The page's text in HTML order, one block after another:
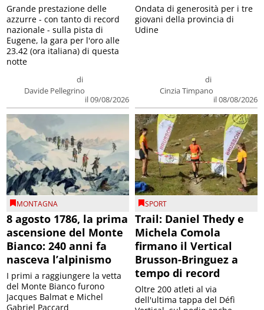
di
Davide Pellegrino
il 09/08/2026
Grande prestazione delle
azzurre - con tanto di record
nazionale - sulla pista di
Eugene, la gara per l'oro alle
23.42 (ora italiana) di questa
notte
di
Cinzia Timpano
il 08/08/2026
Ondata di generosità per i tre
giovani della provincia di
Udine
MONTAGNA
8 agosto 1786, la prima
ascensione del Monte
Bianco: 240 anni fa
nasceva l’alpinismo
I primi a raggiungere la vetta
del Monte Bianco furono
Jacques Balmat e Michel
Gabriel Paccard
SPORT
Trail: Daniel Thedy e
Michela Comola
firmano il Vertical
Brusson-Bringuez a
tempo di record
Oltre 200 atleti al via
dell'ultima tappa del Défì